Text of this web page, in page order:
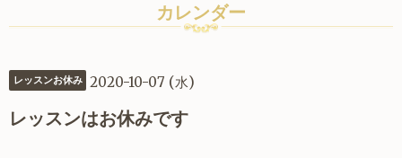
カレンダー
レッスンお休み 2020-10-07 (水)
レッスンはお休みです